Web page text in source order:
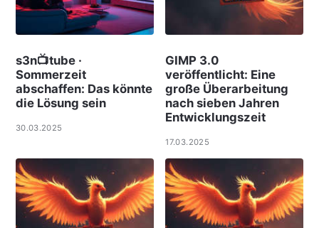
s3n📺tube ·
Sommerzeit
abschaffen: Das könnte
die Lösung sein
30.03.2025
GIMP 3.0
veröffentlicht: Eine
große Überarbeitung
nach sieben Jahren
Entwicklungszeit
17.03.2025